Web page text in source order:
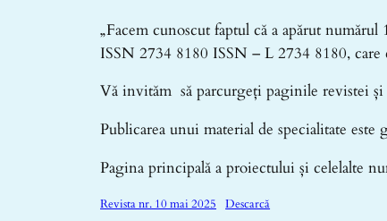
„Facem cunoscut faptul că a apărut
ISSN 2734 8180 ISSN – L 2734 8180,
Vă invităm să parcurgeți paginile revistei
Publicarea unui material de specialitate este
Pagina principală a proiectului și celelalte
Revista nr. 10 mai 2025 Descarcă